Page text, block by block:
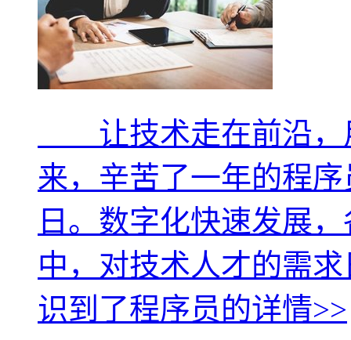
让技术走在前沿，
来，辛苦了一年的程
日。数字化快速发展
中，对技术人才的需
识到了程序员的详情>>